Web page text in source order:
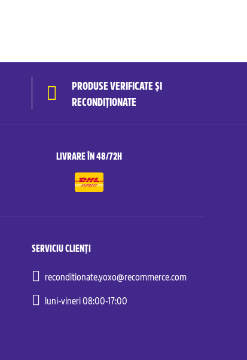
PRODUSE VERIFICATE ȘI
RECONDIȚIONATE
LIVRARE ÎN 48/72H
SERVICIU CLIENȚI
reconditionate.yoxo@recommerce.com
luni-vineri 08:00-17:00